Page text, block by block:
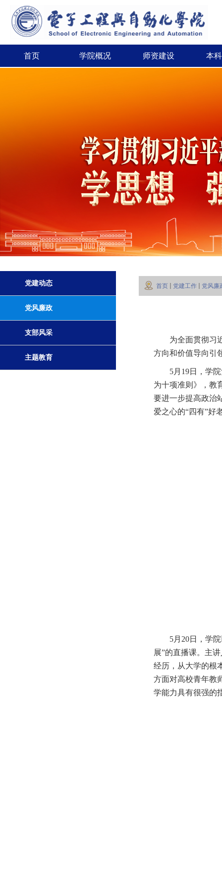
首页 学院概况 师资建设 本
党建动态
党风廉政
支部风采
主题教育
首页 党建工作 党风廉
为全面贯彻习
方向和价值导向引
5月19日，学
为十项准则》，教
要进一步提高政治
爱之心的“四有”好
5月20日，学
展”的直播课。主
经历，从大学的根
方面对高校青年教
学能力具有很强的